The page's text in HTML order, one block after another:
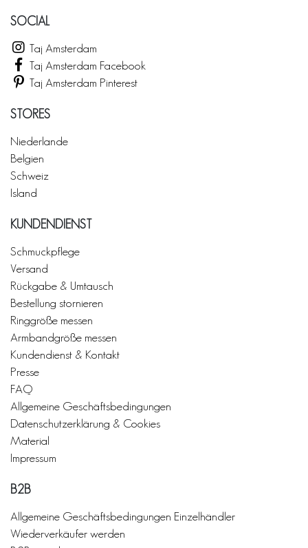
SOCIAL
Taj Amsterdam
Taj Amsterdam Facebook
Taj Amsterdam Pinterest
STORES
Niederlande
Belgien
Schweiz
Island
KUNDENDIENST
Schmuckpflege
Versand
Rückgabe & Umtausch
Bestellung stornieren
Ringgröße messen
Armbandgröße messen
Kundendienst & Kontakt
Presse
FAQ
Allgemeine Geschäftsbedingungen
Datenschutzerklärung & Cookies
Material
Impressum
B2B
Allgemeine Geschäftsbedingungen Einzelhändler
Wiederverkäufer werden